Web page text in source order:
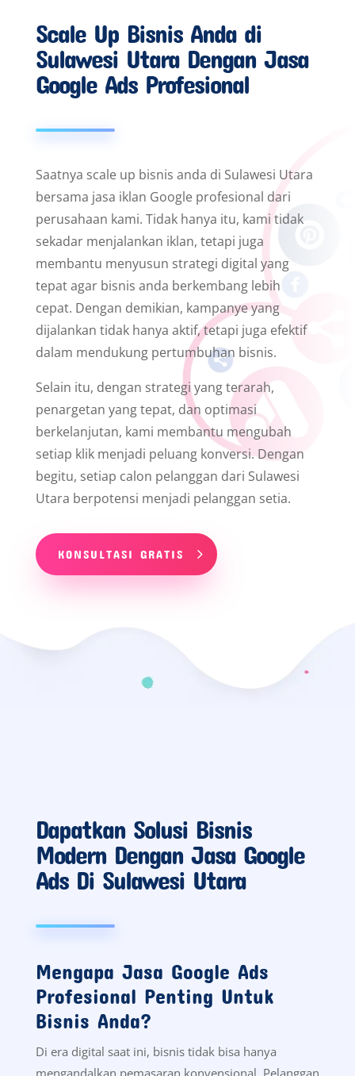
Scale Up Bisnis Anda di
Sulawesi Utara Dengan Jasa
Google Ads Profesional
Saatnya scale up bisnis anda di Sulawesi Utara
bersama jasa iklan Google profesional dari
perusahaan kami. Tidak hanya itu, kami tidak
sekadar menjalankan iklan, tetapi juga
membantu menyusun strategi digital yang
tepat agar bisnis anda berkembang lebih
cepat. Dengan demikian, kampanye yang
dijalankan tidak hanya aktif, tetapi juga efektif
dalam mendukung pertumbuhan bisnis.
Selain itu, dengan strategi yang terarah,
penargetan yang tepat, dan optimasi
berkelanjutan, kami membantu mengubah
setiap klik menjadi peluang konversi. Dengan
begitu, setiap calon pelanggan dari Sulawesi
Utara berpotensi menjadi pelanggan setia.
KONSULTASI GRATIS
Dapatkan Solusi Bisnis
Modern Dengan Jasa Google
Ads Di Sulawesi Utara
Mengapa Jasa Google Ads
Profesional Penting Untuk
Bisnis Anda?
Di era digital saat ini, bisnis tidak bisa hanya